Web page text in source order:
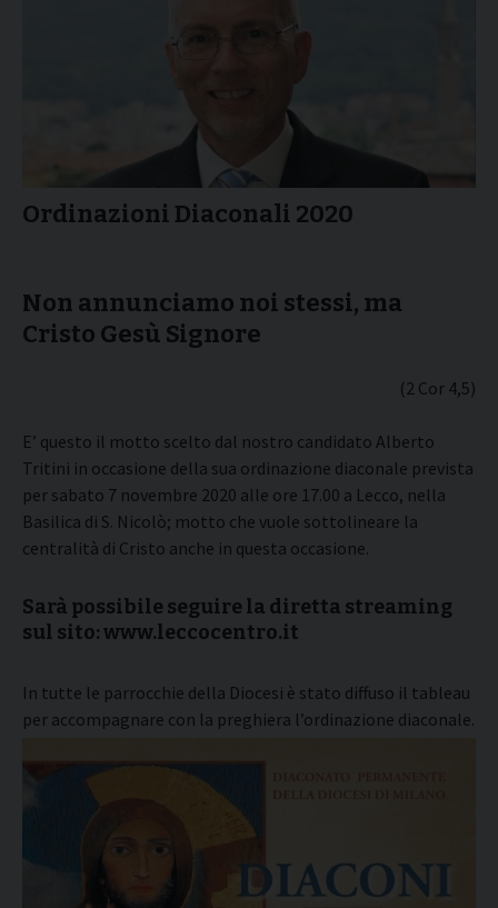
Ordinazioni Diaconali 2020
Non annunciamo noi stessi, ma
Cristo Gesù Signore
(2 Cor 4,5)
E’ questo il motto scelto dal nostro candidato Alberto
Tritini in occasione della sua ordinazione diaconale prevista
per sabato 7 novembre 2020 alle ore 17.00 a Lecco, nella
Basilica di S. Nicolò; motto che vuole sottolineare la
centralità di Cristo anche in questa occasione.
Sarà possibile seguire la diretta streaming
sul sito: www.leccocentro.it
In tutte le parrocchie della Diocesi è stato diffuso il tableau
per accompagnare con la preghiera l’ordinazione diaconale.